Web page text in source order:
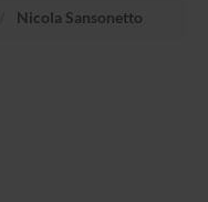
Nicola Sansonetto